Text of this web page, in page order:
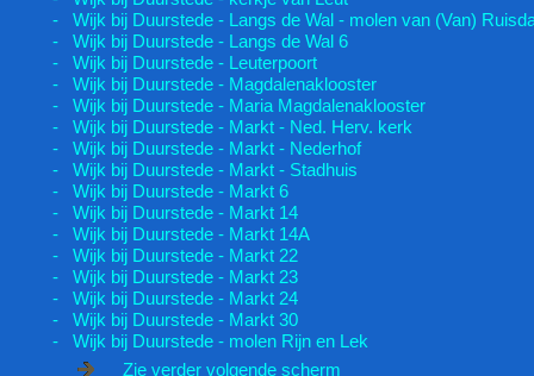
- Wijk bij Duurstede - Langs de Wal - molen van (Van)
- Wijk bij Duurstede - Langs de Wal 6
- Wijk bij Duurstede - Leuterpoort
- Wijk bij Duurstede - Magdalenaklooster
- Wijk bij Duurstede - Maria Magdalenaklooster
- Wijk bij Duurstede - Markt - Ned. Herv. kerk
- Wijk bij Duurstede - Markt - Nederhof
- Wijk bij Duurstede - Markt - Stadhuis
- Wijk bij Duurstede - Markt 6
- Wijk bij Duurstede - Markt 14
- Wijk bij Duurstede - Markt 14A
- Wijk bij Duurstede - Markt 22
- Wijk bij Duurstede - Markt 23
- Wijk bij Duurstede - Markt 24
- Wijk bij Duurstede - Markt 30
- Wijk bij Duurstede - molen Rijn en Lek
Zie verder volgende scherm